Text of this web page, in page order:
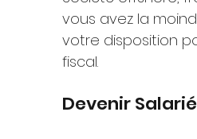
vous avez la
votre disposition
fiscal.
Devenir